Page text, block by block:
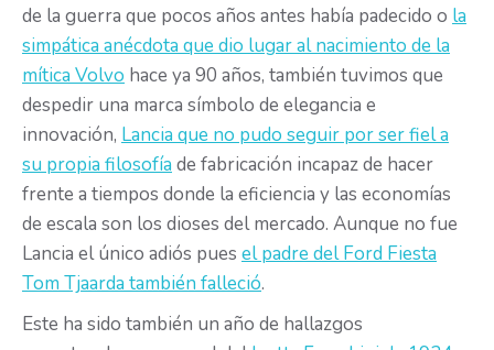
de la guerra que pocos años antes había padecido o la
simpática anécdota que dio lugar al nacimiento de la
mítica Volvo hace ya 90 años, también tuvimos que
despedir una marca símbolo de elegancia e
innovación, Lancia que no pudo seguir por ser fiel a
su propia filosofía de fabricación incapaz de hacer
frente a tiempos donde la eficiencia y las economías
de escala son los dioses del mercado. Aunque no fue
Lancia el único adiós pues el padre del Ford Fiesta
Tom Tjaarda también falleció.
Este ha sido también un año de hallazgos